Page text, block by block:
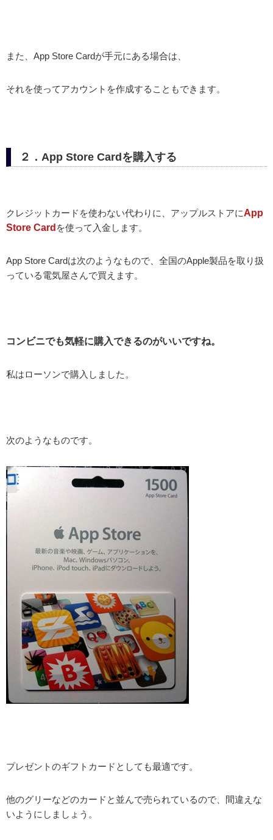
また、App Store Cardが手元にある場合は、
それを使ってアカウントを作成することもできます。
２．App Store Cardを購入する
クレジットカードを使わない代わりに、アップルストアにApp
Store Card を使って入金します。
App Store Cardは次のようなもので、全国のApple製品を取り扱
っている電気屋さんで買えます。
コンビニでも気軽に購入できるのがいいですね。
私はローソンで購入しました。
次のようなものです。
プレゼントのギフトカードとしても最適です。
他のグリーなどのカードと並んで売られているので、間違えな
いようにしましょう。